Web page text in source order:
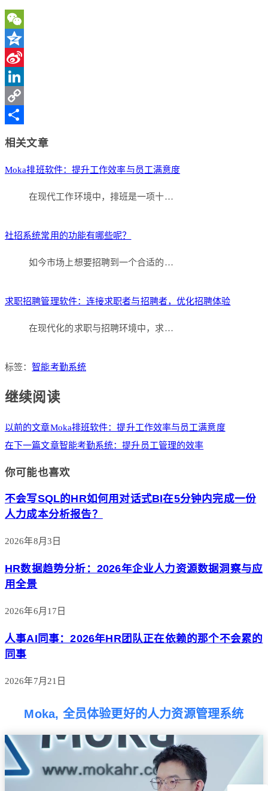
WeChat
Qzone
Sina
Weibo
LinkedIn
Copy
相关文章
Moka排班软件：提升工作效率与员工满意度
在现代工作环境中，排班是一项十…
社招系统常用的功能有哪些呢？
如今市场上想要招聘到一个合适的…
求职招聘管理软件：连接求职者与招聘者，优化招聘体验
在现代化的求职与招聘环境中，求…
标签：智能考勤系统
继续阅读
以前的文章Moka排班软件：提升工作效率与员工满意度
在下一篇文章智能考勤系统：提升员工管理的效率
你可能也喜欢
不会写SQL的HR如何用对话式BI在5分钟内完成一份
人力成本分析报告？
2026年8月3日
HR数据趋势分析：2026年企业人力资源数据洞察与应
用全景
2026年6月17日
人事AI同事：2026年HR团队正在依赖的那个不会累的
同事
2026年7月21日
Moka, 全员体验更好的人力资源管理系统